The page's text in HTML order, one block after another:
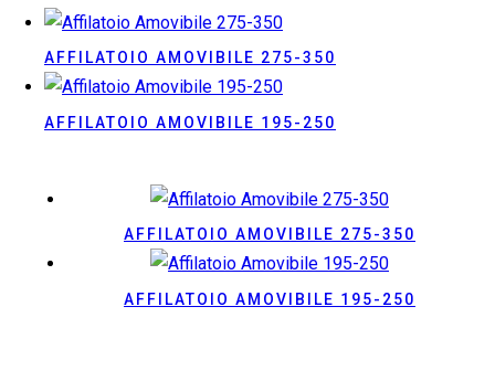
AFFILATOIO AMOVIBILE 275-350
AFFILATOIO AMOVIBILE 195-250
AFFILATOIO AMOVIBILE 275-350
AFFILATOIO AMOVIBILE 195-250